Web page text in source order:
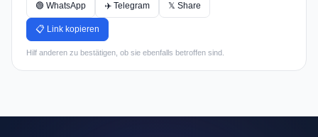
🟢 WhatsApp ✈️ Telegram 𝕏 Share
📋 Link kopieren
Hilf anderen zu bestätigen, ob sie ebenfalls betroffen sind.